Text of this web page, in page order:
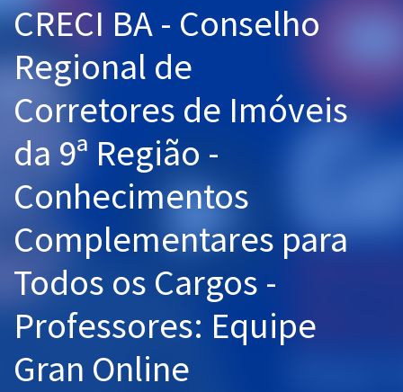
Cursos 20% OFF
Pós
Graduação
OAB
Mentorias
Questões grátis
Aprovados
CRECI BA - Conselho
Regional de
Corretores de Imóveis
da 9ª Região -
Conhecimentos
Complementares para
Todos os Cargos -
Professores: Equipe
Gran Online